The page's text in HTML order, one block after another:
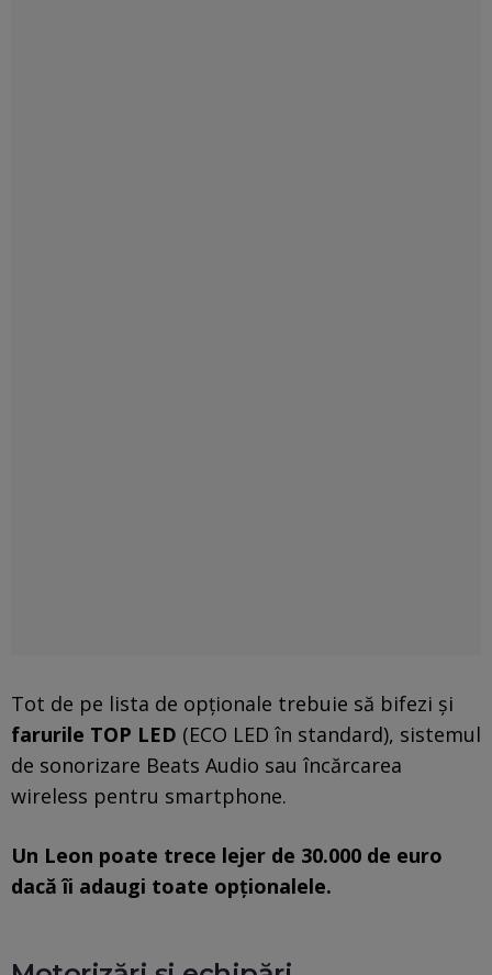
Tot de pe lista de opționale trebuie să bifezi și
farurile TOP LED (ECO LED în standard), sistemul
de sonorizare Beats Audio sau încărcarea
wireless pentru smartphone.
Un Leon poate trece lejer de 30.000 de euro
dacă îi adaugi toate opționalele.